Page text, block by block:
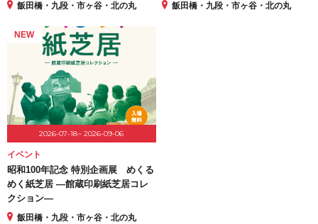
飯田橋・九段・市ヶ谷・北の丸 飯田橋・九段・市ヶ谷・北の丸
NEW
2026-07-18~ 2026-09-06
イベント
昭和100年記念 特別企画展 めくる
めく紙芝居 ―館蔵印刷紙芝居コレ
クション―
飯田橋・九段・市ヶ谷・北の丸